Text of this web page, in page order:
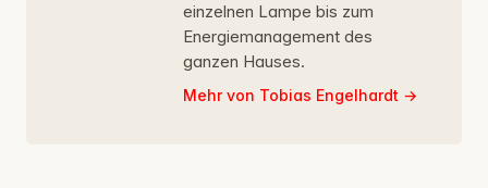
einzelnen Lampe bis zum
Energiemanagement des
ganzen Hauses.
Mehr von Tobias Engelhardt